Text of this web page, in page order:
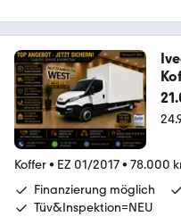
Koffer• EZ 01/2017• 78.000
Finanzierung möglich
Tüv&Inspektion=NEU